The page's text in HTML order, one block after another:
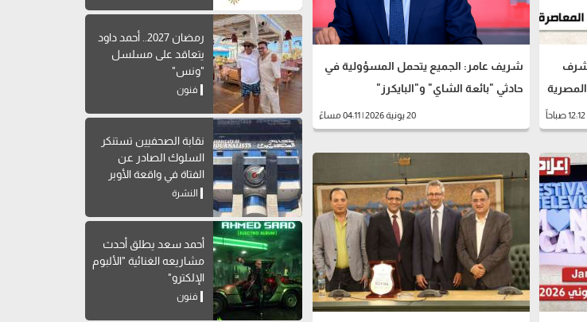
شريف عامر: الجميع يتحمل المسؤولية في
حادثي "بائعة الشاي" و"البايكرز"
20 يونية 2026 | 04:11 مساءً
رمضان 2027.. أحمد داود
يتعاقد على مسلسل
"ونس"
فنون
نقابة الصحفيين تستنكر
السلوك الصادر عن
الفتاة في واقعة الأوبر
النشرة
أحمد سعد يطلق أحدث
مشاريعه الغنائية "الألبوم
الإلكترو"
فنون